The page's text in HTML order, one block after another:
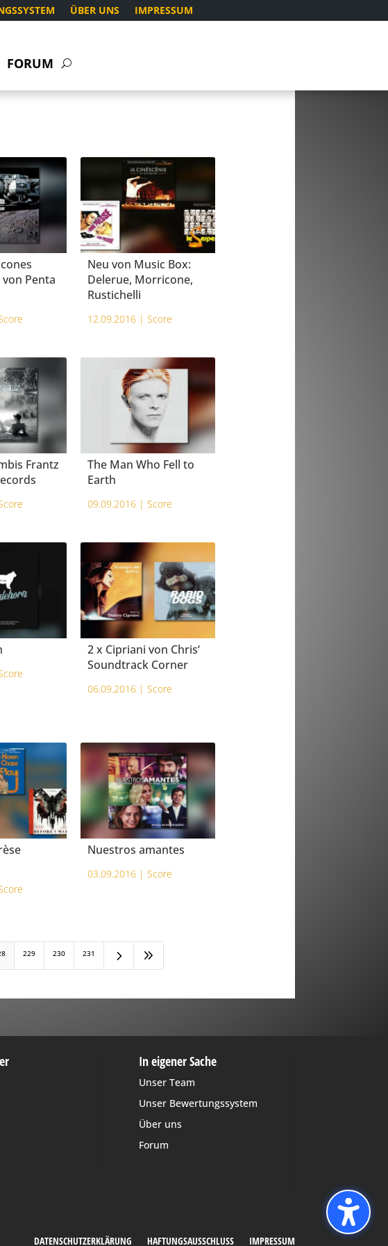
ÜBER UNS IMPRESSUM
FORUM
von Penta
Neu von Music Box:
Delerue, Morricone,
Rustichelli
12.09.2016 | Score
Frantz
The Man Who Fell to
Earth
09.09.2016 | Score
2 x Cipriani von Chris‘
Soundtrack Corner
06.09.2016 | Score
Nuestros amantes
03.09.2016 | Score
229 230 231 5 9
In eigener Sache
Unser Team
Unser Bewertungssystem
Über uns
Forum
DATENSCHUTZERKLÄRUNG HAFTUNGSAUSSCHLUSS IMPRESSUM